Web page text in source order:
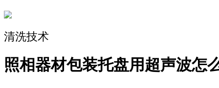
清洗技术
照相器材包装托盘用超声波怎